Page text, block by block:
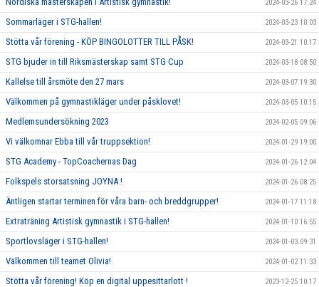
2024-03-26 17:24
Sommarläger i STG-hallen! 2024-03-23 10:03
Stötta vår förening - KÖP BINGOLOTTER TILL PÅSK! 2024-03-21 10:17
STG bjuder in till Riksmästerskap samt STG Cup 2024-03-18 08:50
Kallelse till årsmöte den 27 mars 2024-03-07 19:30
Välkommen på gymnastikläger under påsklovet! 2024-03-05 10:15
Medlemsundersökning 2023 2024-02-05 09:06
Vi välkomnar Ebba till vår truppsektion! 2024-01-29 19:00
STG Academy - TopCoachernas Dag 2024-01-26 12:04
Folkspels storsatsning JOYNA ! 2024-01-26 08:25
Äntligen startar terminen för våra barn- och breddgrupper! 2024-01-17 11:18
Extraträning Artistisk gymnastik i STG-hallen! 2024-01-10 16:55
Sportlovsläger i STG-hallen! 2024-01-03 09:31
Välkommen till teamet Olivia! 2024-01-02 11:33
Stötta vår förening! Köp en digital uppesittarlott ! 2023-12-25 10:17